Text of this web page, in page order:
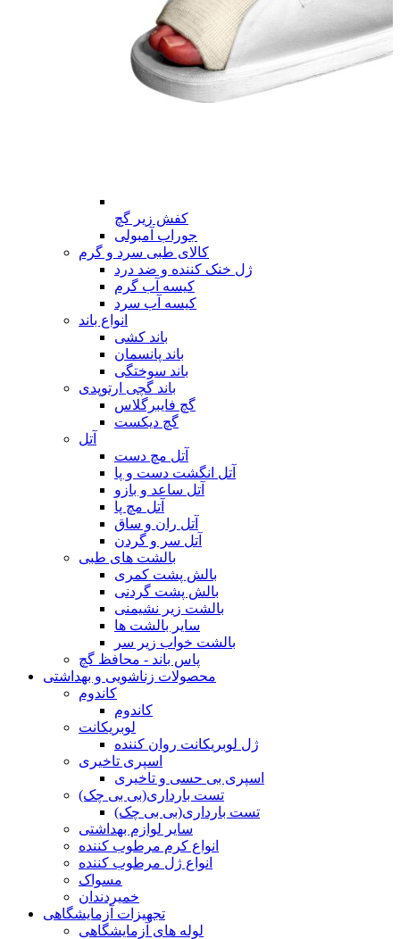
کفش زیر گچ
جوراب آمبولی
کالای طبی سرد و گرم
ژل خنک کننده و ضد درد
کیسه آب گرم
کیسه آب سرد
انواع باند
باند کشی
باند پانسمان
باند سوختگی
باند گچی ارتوپدی
گچ فایبرگلاس
گچ دیکست
آتل
آتل مچ دست
آتل انگشت دست و پا
آتل ساعد و بازو
آتل مچ پا
آتل ران و ساق
آتل سر و گردن
بالشت های طبی
بالش پشت کمری
بالش پشت گردنی
بالشت زیر نشیمنی
سایر بالشت ها
بالشت خواب زیر سر
پاس باند - محافظ گچ
محصولات زناشویی و بهداشتی
کاندوم
کاندوم
لوبریکانت
ژل لوبریکانت روان کننده
اسپری تاخیری
اسپری بی حسی و تاخیری
تست بارداری(بی بی چک)
تست بارداری(بی بی چک)
سایر لوازم بهداشتی
انواع کرم مرطوب کننده
انواع ژل مرطوب کننده
مسواک
خمیردندان
تجهیزات آزمایشگاهی
لوله های آزمایشگاهی